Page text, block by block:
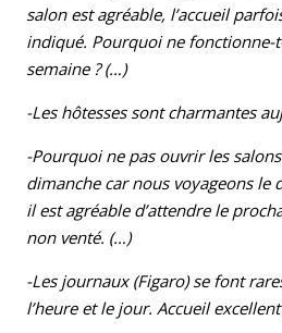
salon est agréable, l’accueil
indiqué. Pourquoi ne fonctionne-
semaine ? (…)
-Les hôtesses sont charmantes
-Pourquoi ne pas ouvrir les
dimanche car nous voyageons le
il est agréable d’attendre le
non venté. (…)
-Les journaux (Figaro) se font
l’heure et le jour. Accueil